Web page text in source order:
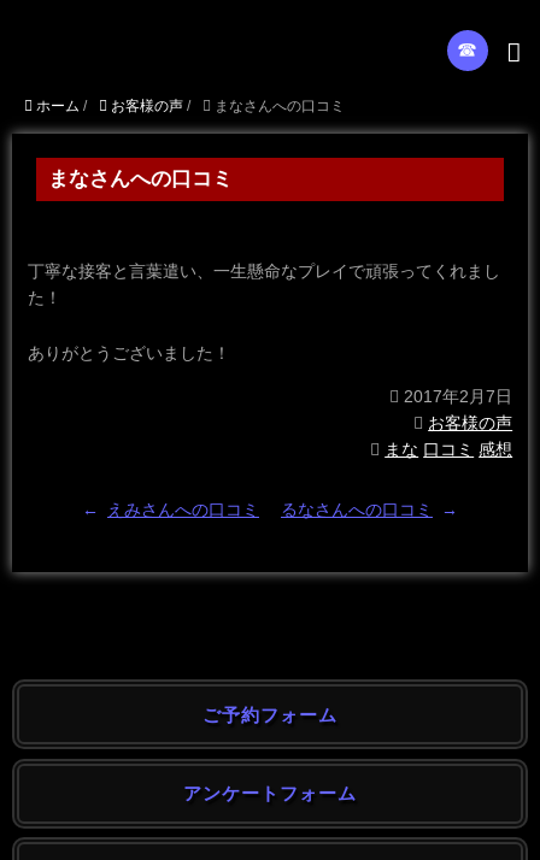
☎︎
ホーム / お客様の声 / まなさんへの口コミ
まなさんへの口コミ
丁寧な接客と言葉遣い、一生懸命なプレイで頑張ってくれまし
た！
ありがとうございました！
2017年2月7日
お客様の声
まな 口コミ 感想
← えみさんへの口コミ るなさんへの口コミ →
ご予約フォーム
アンケートフォーム